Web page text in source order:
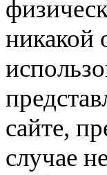
никакой
сайте,
случае